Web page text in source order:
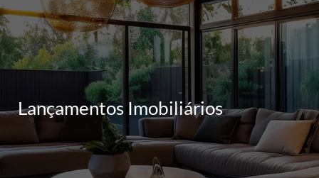
Lançamentos Imobiliários